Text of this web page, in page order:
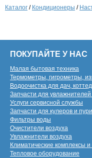
Каталог / Кондиционеры /
ПОКУПАЙТЕ У НАС
Малая бытовая техника
Термометры, гигрометры,
Водоочистка для дач,
Запчасти для
Услуги сервисной службы
Запчасти для кулеров и
Фильтры воды
Очистители воздуха
Увлажнители воздуха
Климатические комплексы
Тепловое оборудование